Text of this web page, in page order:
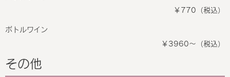
￥770（税込）
ボトルワイン
￥3960～（税込）
その他